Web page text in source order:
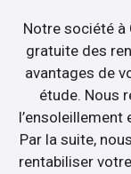
Notre société à
gratuite des
avantages de
étude. Nous
l’ensoleillement
Par la suite,
rentabiliser